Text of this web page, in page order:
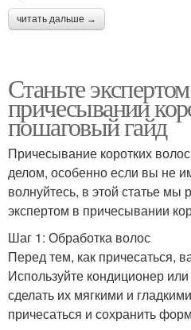
читать дальше →
Станьте
причесывании
пошаговый гайд
Причесывание коротких
делом, особенно если вы не
волнуйтесь, в этой статье мы
экспертом в причесывании
Шаг 1: Обработка волос
Перед тем, как причесаться,
Используйте кондиционер
сделать их мягкими и
причесаться и сохранить